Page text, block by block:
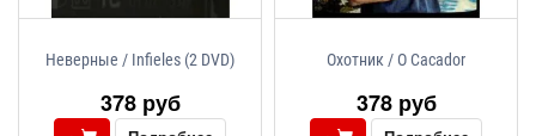
Неверные / Infieles (2 DVD)
378 руб
Охотник / O Cacador
378 руб